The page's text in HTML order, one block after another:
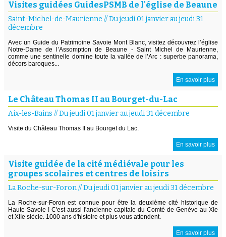
Visites guidées GuidesPSMB de l'église de Beaune
Saint-Michel-de-Maurienne //Du jeudi 01 janvier au jeudi 31
décembre
Avec un Guide du Patrimoine Savoie Mont Blanc, visitez découvrez l’église
Notre-Dame de l’Assomption de Beaune - Saint Michel de Maurienne,
comme une sentinelle domine toute la vallée de l’Arc : superbe panorama,
décors baroques...
En savoir plus
Le Château Thomas II au Bourget-du-Lac
Aix-les-Bains //Du jeudi 01 janvier au jeudi 31 décembre
Visite du Château Thomas II au Bourget du Lac.
En savoir plus
Visite guidée de la cité médiévale pour les
groupes scolaires et centres de loisirs
La Roche-sur-Foron//Du jeudi 01 janvier au jeudi 31 décembre
La Roche-sur-Foron est connue pour être la deuxième cité historique de
Haute-Savoie ! C'est aussi l'ancienne capitale du Comté de Genève au XIe
et XIIe siècle. 1000 ans d'histoire et plus vous attendent.
En savoir plus